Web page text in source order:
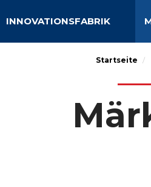
INNOVATIONSFABRIK
Startseite